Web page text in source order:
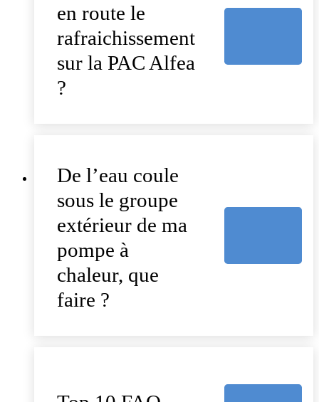
en route le
rafraichissement
sur la PAC Alfea
?
De l’eau coule
sous le groupe
extérieur de ma
pompe à
chaleur, que
faire ?